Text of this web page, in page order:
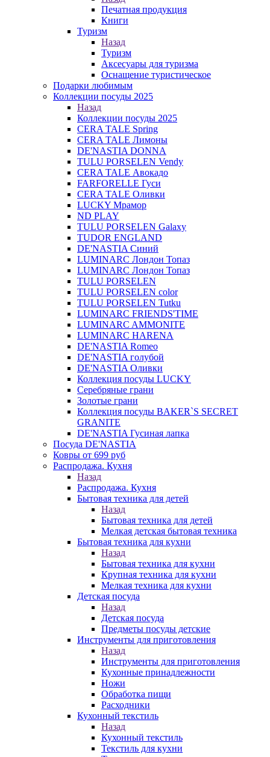
Печатная продукция
Книги
Туризм
Назад
Туризм
Аксесуары для туризма
Оснащение туристическое
Подарки любимым
Коллекции посуды 2025
Назад
Коллекции посуды 2025
CERA TALE Spring
CERA TALE Лимоны
DE'NASTIA DONNA
TULU PORSELEN Vendy
CERA TALE Авокадо
FARFORELLE Гуси
CERA TALE Оливки
LUCKY Мрамор
ND PLAY
TULU PORSELEN Galaxy
TUDOR ENGLAND
DE'NASTIA Синий
LUMINARC Лондон Топаз
LUMINARC Лондон Топаз
TULU PORSELEN
TULU PORSELEN color
TULU PORSELEN Tutku
LUMINARC FRIENDS'TIME
LUMINARC AMMONITE
LUMINARC HARENA
DE'NASTIA Romeo
DE'NASTIA голубой
DE'NASTIA Оливки
Коллекция посуды LUCKY
Серебряные грани
Золотые грани
Коллекция посуды BAKER`S SECRET
GRANITE
DE'NASTIA Гусиная лапка
Посуда DE'NASTIA
Ковры от 699 руб
Распродажа. Кухня
Назад
Распродажа. Кухня
Бытовая техника для детей
Назад
Бытовая техника для детей
Мелкая детская бытовая техника
Бытовая техника для кухни
Назад
Бытовая техника для кухни
Крупная техника для кухни
Мелкая техника для кухни
Детская посуда
Назад
Детская посуда
Предметы посуды детские
Инструменты для приготовления
Назад
Инструменты для приготовления
Кухонные принадлежности
Ножи
Обработка пищи
Расходники
Кухонный текстиль
Назад
Кухонный текстиль
Текстиль для кухни